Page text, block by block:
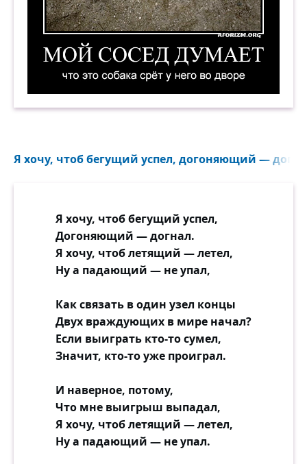
Я хочу, чтоб бегущий успел, догоняющий —
Я хочу, чтоб бегущий успел,
Догоняющий — догнал.
Я хочу, чтоб летящий — летел,
Ну а падающий — не упал,
Как связать в один узел концы
Двух враждующих в мире начал?
Если выиграть кто-то сумел,
Значит, кто-то уже проиграл.
И наверное, потому,
Что мне выигрыш выпадал,
Я хочу, чтоб летящий — летел,
Ну а падающий — не упал.